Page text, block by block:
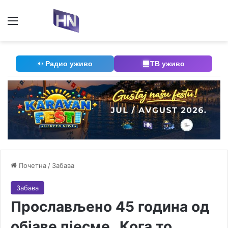
Радио уживо ТВ уживо
Почетна / Забава
Забава
Прослављено 45 година од